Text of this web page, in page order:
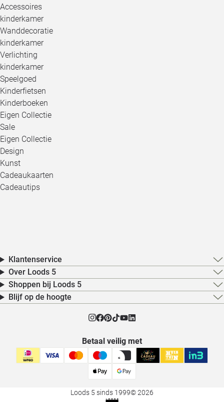
Accessoires
kinderkamer
Wanddecoratie
kinderkamer
Verlichting
kinderkamer
Speelgoed
Kinderfietsen
Kinderboeken
Eigen Collectie
Sale
Eigen Collectie
Design
Kunst
Cadeaukaarten
Cadeautips
Klantenservice
Over Loods 5
Shoppen bij Loods 5
Blijf op de hoogte
Betaal veilig met
Loods 5 sinds 1999© 2026